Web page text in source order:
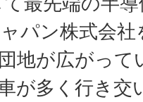
パン株式会
地が広がっ
が多く行き交